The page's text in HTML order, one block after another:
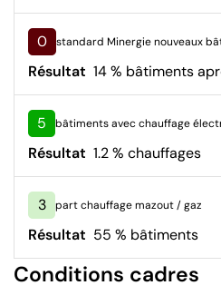
0 standard Minergie nouveaux
Résultat 14 % bâtiments
5 bâtiments avec chauffage
Résultat 1.2 % chauffages
3 part chauffage mazout / gaz
Résultat 55 % bâtiments
Conditions cadres